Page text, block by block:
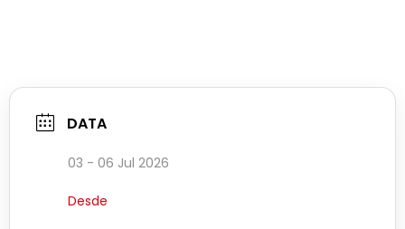
DATA
03 - 06 Jul 2026
Desde